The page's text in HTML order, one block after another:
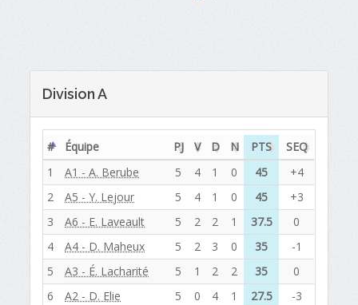
Division A
# Équipe PJ V D N PTS
SEQ
1
A1 - A. Berube 5 4 1 0 45
+4
2
A5 - Y. Lejour 5 4 1 0 45
+3
3
A6 - E. Laveault 5 2 2 1 37.5
0
4
A4 - D. Maheux 5 2 3 0 35
-1
5
A3 - É. Lacharité 5 1 2 2 35
0
6
A2 - D. Elie 5 0 4 1 27.5 -3